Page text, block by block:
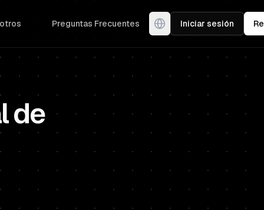
Preguntas Frecuentes Iniciar sesión
de